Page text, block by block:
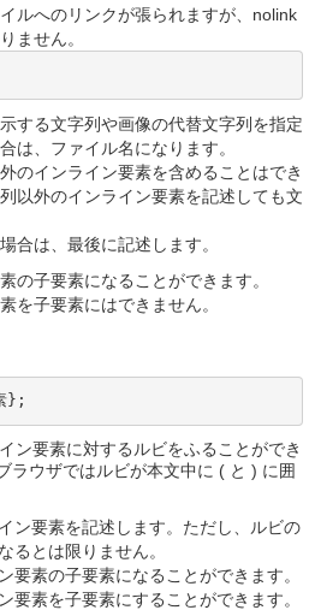
ルへのリンクが張られますが、nolink
ません。
する文字列や画像の代替文字列を指定
は、ファイル名になります。
のインライン要素を含めることはでき
以外のインライン要素を記述しても文
合は、最後に記述します。
の子要素になることができます。
を子要素にはできません。
};
ン要素に対するルビをふることができ
ラウザではルビが本文中に ( と ) に囲
ン要素を記述します。ただし、ルビの
るとは限りません。
要素の子要素になることができます。
要素を子要素にすることができます。